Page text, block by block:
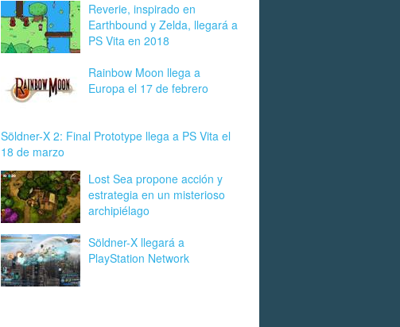
Reverie, inspirado en
Earthbound y Zelda, llegará a
PS Vita en 2018
Rainbow Moon llega a
Europa el 17 de febrero
Söldner-X 2: Final Prototype llega a PS Vita el
18 de marzo
Lost Sea propone acción y
estrategia en un misterioso
archipiélago
Söldner-X llegará a
PlayStation Network